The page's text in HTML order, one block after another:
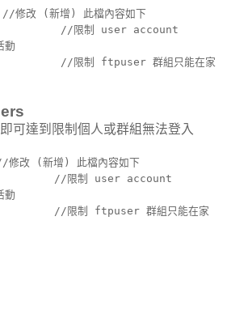
//修改 (新增) 此檔內容如下
制 user account
動
ftpuser 群組只能在家
可達到限制個人或群組無法登入
修改 (新增) 此檔內容如下
制 user account
動
ftpuser 群組只能在家